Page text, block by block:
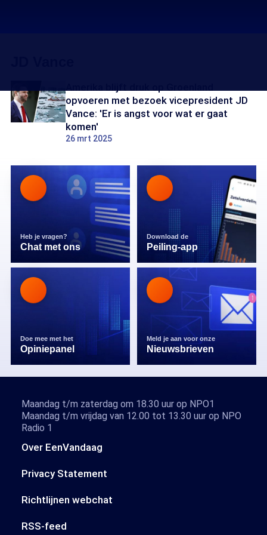
opvoeren met bezoek vicepresident JD
Vance: 'Er is angst voor wat er gaat
komen'
26 mrt 2025
Heb je vragen?
Chat met ons
Download de
Peiling-app
Doe mee met het
Opiniepanel
Meld je aan voor onze
Nieuwsbrieven
Over EenVandaag
Privacy Statement
Richtlijnen webchat
RSS-feed
Maandag t/m zaterdag om 18.30 uur op NPO1
Maandag t/m vrijdag van 12.00 tot 13.30 uur op NPO
Radio 1